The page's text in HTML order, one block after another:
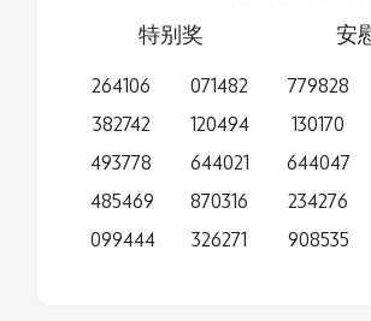
特别奖
264106
382742
493778
485469
099444
071482
120494
644021
870316
326271
安
779828
130170
644047
234276
908535